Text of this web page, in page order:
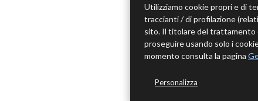
Utilizziamo cookie propri e di
traccianti / di profilazione
sito. Il titolare del trattamento
proseguire usando solo i
momento consulta la pagina
Personalizza